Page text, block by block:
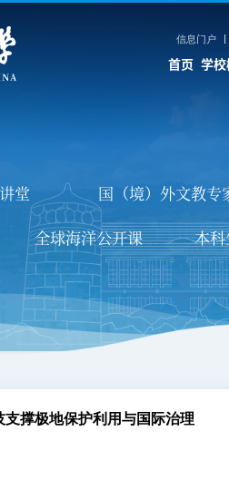
信息门户
首页 学校
科专业介绍 研究生培养
留学生教育
非学历教育
继续教育
审核评估
科
博士
堂 国（境）外文教专
全球海洋公开课 本
撑极地保护利用与国际治理